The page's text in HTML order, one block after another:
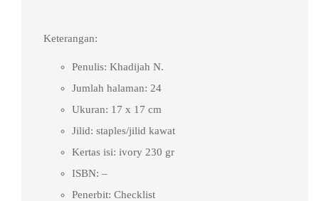
Keterangan:
Penulis: Khadijah N.
Jumlah halaman: 24
Ukuran: 17 x 17 cm
Jilid: staples/jilid kawat
Kertas isi: ivory 230 gr
ISBN: –
Penerbit: Checklist